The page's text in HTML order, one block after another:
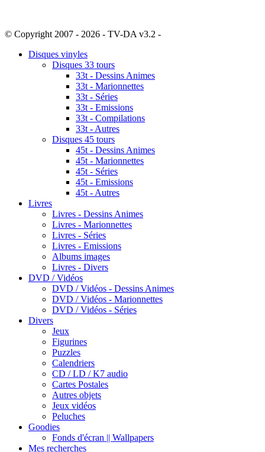
© Copyright 2007 - 2026 - TV-DA v3.2 -
Disques vinyles
Disques 33 tours
33t - Dessins Animes
33t - Marionnettes
33t - Séries
33t - Emissions
33t - Compilations
33t - Autres
Disques 45 tours
45t - Dessins Animes
45t - Marionnettes
45t - Séries
45t - Emissions
45t - Autres
Livres
Livres - Dessins Animes
Livres - Marionnettes
Livres - Séries
Livres - Emissions
Albums images
Livres - Divers
DVD / Vidéos
DVD / Vidéos - Dessins Animes
DVD / Vidéos - Marionnettes
DVD / Vidéos - Séries
Divers
Jeux
Figurines
Puzzles
Calendriers
CD / LD / K7 audio
Cartes Postales
Autres objets
Jeux vidéos
Peluches
Goodies
Fonds d'écran || Wallpapers
Mes recherches